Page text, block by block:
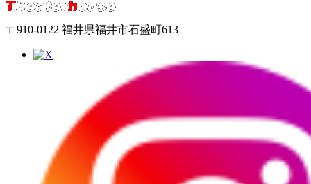
〒910-0122 福井県福井市石盛町613